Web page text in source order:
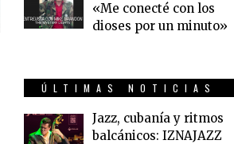
«Me conecté con los
dioses por un minuto»
ÚLTIMAS NOTICIAS
Jazz, cubanía y ritmos
balcánicos: IZNAJAZZ